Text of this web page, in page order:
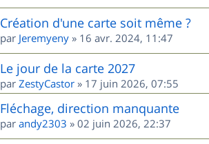
Création d'une carte soit même ?
par Jeremyeny » 16 avr. 2024, 11:47
Le jour de la carte 2027
par ZestyCastor » 17 juin 2026, 07:55
Fléchage, direction manquante
par andy2303 » 02 juin 2026, 22:37